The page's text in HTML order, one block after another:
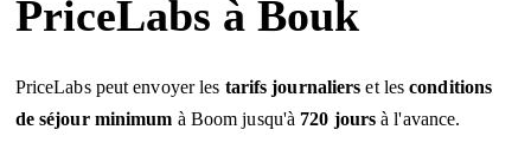
PriceLabs à Bouk
PriceLabs peut envoyer les tarifs journalierset lesconditions
de séjour minimum à Boom jusqu'à 720 jours à l'avance.